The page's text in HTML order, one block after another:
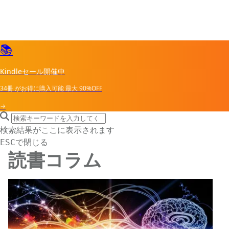
📚
Kindleセール開催中
34冊がお得に購入可能最大90%OFF
→
search icon
サイト内検索
検索結果がここに表示されます
ESCで閉じる
読書コラム